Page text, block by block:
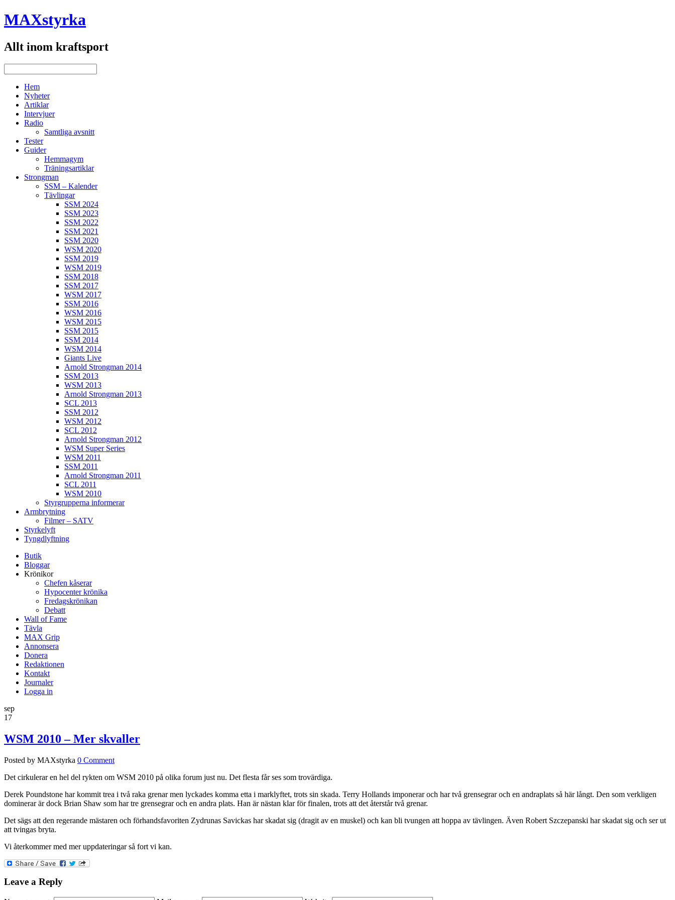
MAXstyrka
Allt inom kraftsport
Hem
Nyheter
Artiklar
Intervjuer
Radio
Samtliga avsnitt
Tester
Guider
Hemmagym
Träningsartiklar
Strongman
SSM – Kalender
Tävlingar
SSM 2024
SSM 2023
SSM 2022
SSM 2021
SSM 2020
WSM 2020
SSM 2019
WSM 2019
SSM 2018
SSM 2017
WSM 2017
SSM 2016
WSM 2016
WSM 2015
SSM 2015
SSM 2014
WSM 2014
Giants Live
Arnold Strongman 2014
SSM 2013
WSM 2013
Arnold Strongman 2013
SCL 2013
SSM 2012
WSM 2012
SCL 2012
Arnold Strongman 2012
WSM Super Series
WSM 2011
SSM 2011
Arnold Strongman 2011
SCL 2011
WSM 2010
Styrgrupperna informerar
Armbrytning
Filmer – SATV
Styrkelyft
Tyngdlyftning
Butik
Bloggar
Krönikor
Chefen kåserar
Hypocenter krönika
Fredagskrönikan
Debatt
Wall of Fame
Tävla
MAX Grip
Annonsera
Donera
Redaktionen
Kontakt
Journaler
Logga in
sep
17
WSM 2010 – Mer skvaller
Posted by MAXstyrka 0 Comment
Det cirkulerar en hel del rykten om WSM 2010 på olika forum just nu. Det flesta får ses som trovärdiga.
Derek Poundstone har kommit trea i två raka grenar men lyckades komma etta i marklyftet, trots sin skada. Terry Hollands imponerar och har två grensegrar och en andraplats så här långt. Den som verkligen
dominerar är dock Brian Shaw som har tre grensegrar och en andra plats. Han är nästan klar för finalen, trots att det återstår två grenar.
Det sägs att den regerande mästaren och förhandsfavoriten Zydrunas Savickas har skadat sig (dragit av en muskel) och kan bli tvungen att hoppa av tävlingen. Även Robert Szczepanski har skadat sig och ser ut
att tvingas bryta.
Vi återkommer med mer uppdateringar så fort vi kan.
Leave a Reply